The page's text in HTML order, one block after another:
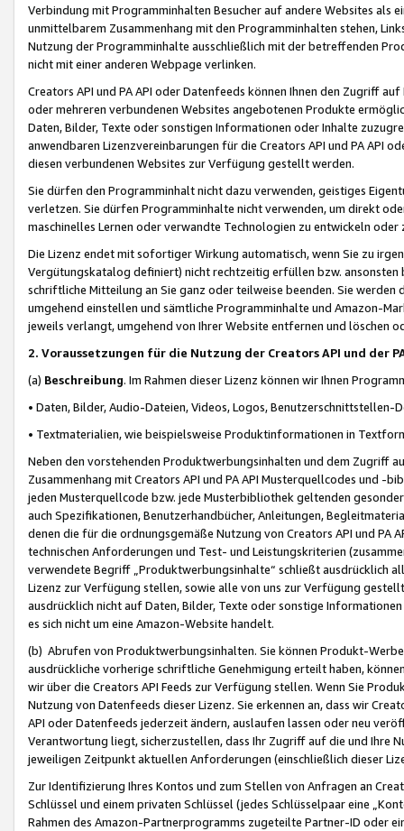
Verbindung mit Programminhalten Besucher auf andere Websites als
unmittelbarem Zusammenhang mit den Programminhalten stehen,
Nutzung der Programminhalte ausschließlich mit der betreffenden
nicht mit einer anderen Webpage verlinken.
Creators API und PA API oder Datenfeeds können Ihnen den Zugriff
oder mehreren verbundenen Websites angebotenen Produkte
Daten, Bilder, Texte oder sonstigen Informationen oder Inhalte
anwendbaren Lizenzvereinbarungen für die Creators API und PA API
diesen verbundenen Websites zur Verfügung gestellt werden.
Sie dürfen den Programminhalt nicht dazu verwenden, geistiges
verletzen. Sie dürfen Programminhalte nicht verwenden, um direkt
maschinelles Lernen oder verwandte Technologien zu entwickeln
Die Lizenz endet mit sofortiger Wirkung automatisch, wenn Sie zu
Vergütungskatalog definiert) nicht rechtzeitig erfüllen bzw. ansonsten
schriftliche Mitteilung an Sie ganz oder teilweise beenden. Sie werden
umgehend einstellen und sämtliche Programminhalte und Amazon-
jeweils verlangt, umgehend von Ihrer Website entfernen und löschen
2. Voraussetzungen für die Nutzung der Creators API und der
(a) Beschreibung. Im Rahmen dieser Lizenz können wir Ihnen
• Daten, Bilder, Audio-Dateien, Videos, Logos, Benutzerschnittstellen-
• Textmaterialien, wie beispielsweise Produktinformationen in
Neben den vorstehenden Produktwerbungsinhalten und dem Zugriff
Zusammenhang mit Creators API und PA API Musterquellcodes und
jeden Musterquellcode bzw. jede Musterbibliothek geltenden
auch Spezifikationen, Benutzerhandbücher, Anleitungen,
denen die für die ordnungsgemäße Nutzung von Creators API und PA
technischen Anforderungen und Test- und Leistungskriterien
verwendete Begriff „Produktwerbungsinhalte“ schließt ausdrücklich
Lizenz zur Verfügung stellen, sowie alle von uns zur Verfügung
ausdrücklich nicht auf Daten, Bilder, Texte oder sonstige
es sich nicht um eine Amazon-Website handelt.
(b) Abrufen von Produktwerbungsinhalten. Sie können Produkt-
ausdrückliche vorherige schriftliche Genehmigung erteilt haben,
wir über die Creators API Feeds zur Verfügung stellen. Wenn Sie
Nutzung von Datenfeeds dieser Lizenz. Sie erkennen an, dass wir
API oder Datenfeeds jederzeit ändern, auslaufen lassen oder neu
Verantwortung liegt, sicherzustellen, dass Ihr Zugriff auf die und Ihre
jeweiligen Zeitpunkt aktuellen Anforderungen (einschließlich dieser
Zur Identifizierung Ihres Kontos und zum Stellen von Anfragen an
Schlüssel und einem privaten Schlüssel (jedes Schlüsselpaar eine
Rahmen des Amazon-Partnerprogramms zugeteilte Partner-ID oder